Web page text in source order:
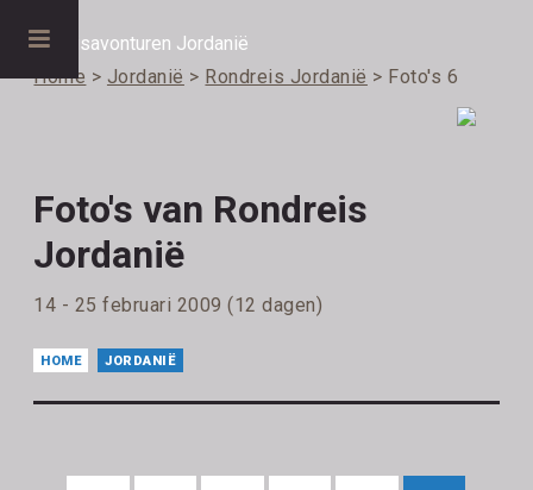
Home > Jordanië > Rondreis Jordanië > Foto's 6
Foto's van Rondreis
Jordanië
14 - 25 februari 2009 (12 dagen)
HOME JORDANIË